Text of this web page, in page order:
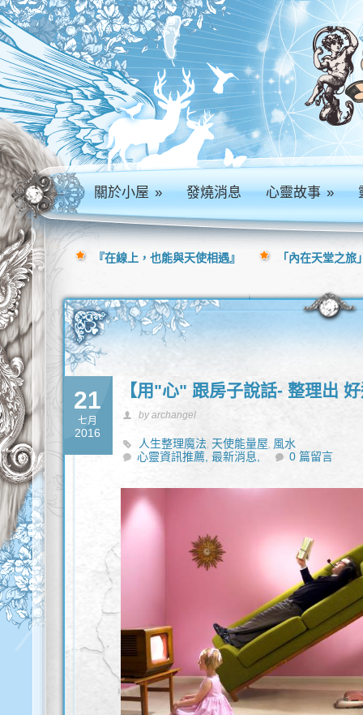
關於小屋» 發燒消息 心靈故事»
21
七月
2016
【用"心" 跟房子說話- 整理出
by archangel
人生整理魔法, 天使能量屋, 風水
心靈資訊推薦,最新消息, 0 篇留言
『在線上，也能與天使相遇』 「內在天堂之